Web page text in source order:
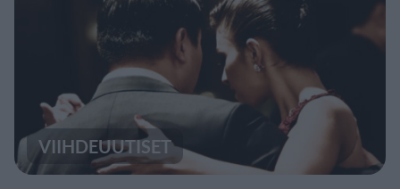
VIIHDEUUTISET